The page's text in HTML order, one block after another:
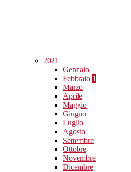
2021
Gennaio
Febbraio 1
Marzo
Aprile
Maggio
Giugno
Luglio
Agosto
Settembre
Ottobre
Novembre
Dicembre